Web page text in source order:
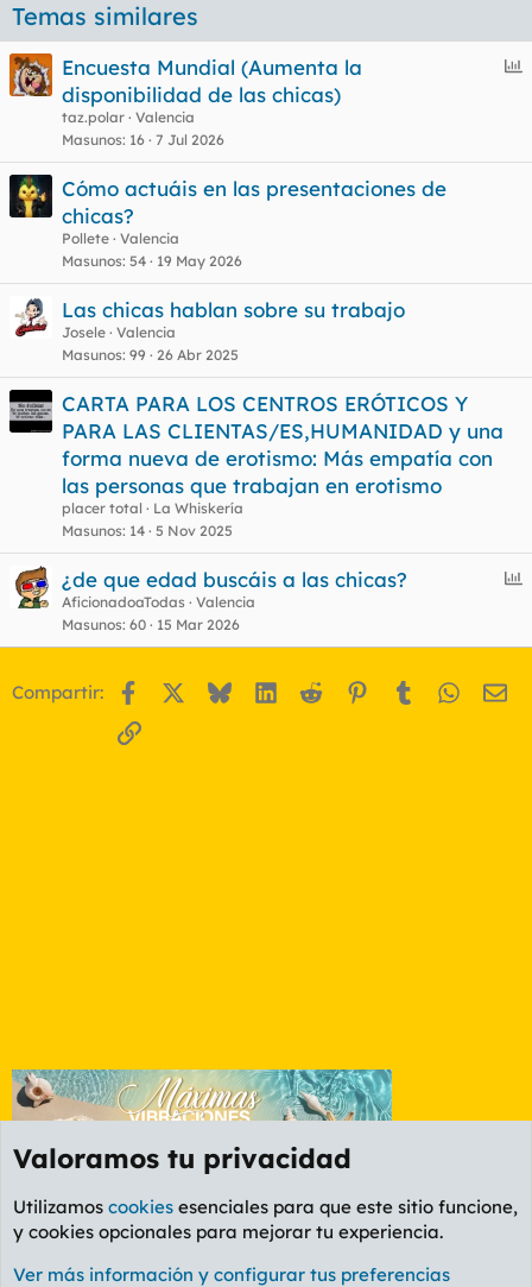
Temas similares
E
e
Encuesta Mundial (Aumenta la
disponibilidad de las chicas)
taz.polar Valencia
Masunos 16 7 Jul 2026
Cómo actuáis en las presentaciones de
chicas?
Pollete Valencia
Masunos 54 19 May 2026
Las chicas hablan sobre su trabajo
Josele Valencia
Masunos 99 26 Abr 2025
CARTA PARA LOS CENTROS ERÓTICOS Y
PARA LAS CLIENTAS/ES,HUMANIDAD y una
forma nueva de erotismo: Más empatía con
las personas que trabajan en erotismo
placer total
La Whiskería
Masunos 14 5 Nov 2025
E
u
¿de que edad buscáis a las chicas?
AficionadoaTodas Valencia
Masunos 60 15 Mar 2026
Compartir: Facebook BlueskyLinkedIn
Reddit Pinterest
Tumblr
Enlace
Foro General
Valoramos tu privacidad
Utilizamos cookies esenciales para que este sitio funcione,
y cookies opcionales para mejorar tu experiencia.
Ver más información y configurar tus preferencias